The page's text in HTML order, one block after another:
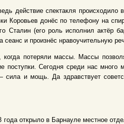
действие спектакля происходило
Коровьев донёс по телефону на
Сталин (его роль исполнил актёр
и произнёс нравоучительную
потеряли массы. Массы
поступки. Сегодня среди нас
и мощь. Да здравствует
года открыло в Барнауле местное